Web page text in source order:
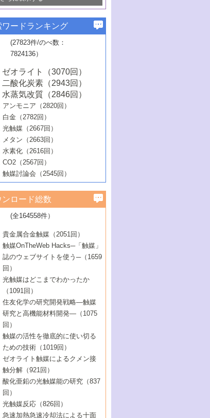
テロ接合界面
135回触媒討論会（2025年）
133回触媒討論会（2023年）
素とリンの循環のための触媒・機
料
媒の研究者たち～（2）
石油のノーブル・ユースを志向した
技術
：オンライン・対面開催）
報学的手法を用いた触媒開発
ーボンニュートラルに向けた電解
第127回触媒討論会（2021年・オン
ン開催(Zoom)のみ）
処理のための触媒化学
触媒を用いた水分解の最新の研究
次世代の触媒プロセスを支えるマイ
メタン転換技術の最新動向
第125回触媒討論会（2020年・工学
学）
触媒開発動向
密高分子合成に関する最近の研究
バイオマス化成品製造のための触媒
固体触媒による含窒素有機化合物変
最前線
貴金属使用量低減に向けた自動車排
浄化触媒の開発
第123回触媒討論会（2019年・大阪
ノ粒子・クラスター触媒の最前線
周年記念企画
化するゼオライト合成技術
非貴金属系触媒における電気化学的
第121回触媒討論会（2018年・東京
技術
無機分離膜材料の開発と触媒反応プ
スへの適用
水素のふるまいを解き明かす最先端
低級アルカンの有効利用のための触
第119回触媒討論会（2017年・首都
東京）
ニークな構造の高分子を生み出す触
リグニンからの化成品製造に向けた触
触媒研究の最先端～とびたて若き研究
ち～（1）
触媒研究の最先端～とびたて若き研究
ち～（2）
触媒研究の最先端～とびたて若き研究
ち～（3）
イオニクス材料と燃料電池・電解合成
新の研究動向
117回触媒討論会（2016年・大阪府
）
（2015年）
水素キャリアにかかわる触媒技術の新
石油精製用触媒の最近の進展
固体酸化物形燃料電池（SOFC）におけ
ノード触媒上での燃料直接改質技術
コアシェル構造の制御による触媒機能
工業触媒およびその周辺技術の最近の
ナノシート
第115回触媒討論会（2015年・成蹊大
巻（2014年）
光触媒反応機構に関する最新の研究動
向
人工光合成に向けた近年のアプローチ
未利用熱エネルギーの有効活用に貢献
触媒技術
ポリオキソメタレート
113回触媒討論会（2014年・ロワジ
テル豊橋）
高耐久性燃料電池システム用触媒にお
新展開
リビングラジカル重合の最近の動向
天然ガスの化学工業的展開に関する触
術
貴金属触媒の精密構造制御とその活用
バイオマス化成品製造のための固体触
ノ空間─吸着状態解析から新機能開拓
111回触媒討論会（2013年・関西大
（2012年）
規則性多孔体の利用技術における最近
歩
第109回触媒討論会
貴金属低減技術の最新動向
貴金属代替技術の最新動向
光触媒による物質変換反応の新展開
グラフェン
素を利用する化成品合成の新潮流
巻（2011年）
金属学から見る合金触媒の新展開
第107回触媒討論会
触媒のその場観察法の進歩（１）
触媒のその場観察法の進歩（２）
不活性結合の触媒的活性化による有機
しい固体酸触媒技術
ゼオライト合成における最近の進歩
巻（2010年）
触媒の劣化対策と長寿命触媒開発
第105回触媒討論会
ナノ構造が拓く新機能
活性サイトおよびその環境の精密な設
よる触媒の高機能化
媒を有効に使うための技術
有機分子触媒による精密有機合成
高機能化ポリオレフィンに向けた重合
の最近の進展
炭素材料－熱い注目を集める材料－
第103回触媒討論会
環境浄化用光触媒の現状と課題
素社会の実現に向けた水素製造・貯
の進歩
2が関わる触媒・材料
持続可能社会実現のための触媒および
関連技術
巻（2008年）
触媒化学と学会のこの10年，半世紀，
て未来
第101回触媒討論会
体を利用したユニークな表面構造の
と機能
若手会員による触媒研究の未来展望1：
編
第102回触媒討論会
触媒・化学反応における計算化学の進
若手研究者による触媒研究の未来展望
学・研究所編
巻（2007年）
含フッ素化合物の合成と触媒
99回触媒討論会
用的ファインケミカル合成プロセス
する触媒
こんな物質，あんな物質―新たな触媒
能性―
『結晶の化学』を活かした触媒研究
イオン液体の応用
（2006年）
体酸触媒の最近の進歩
97回触媒討論会
リビング重合触媒の最近の展開
水素製造・貯蔵のための触媒技術の新
開
第98回触媒討論会
基礎化学品製造の触媒技術
多機能型リアクター
近の触媒担体とその効果
第95回触媒討論会
水分解用光触媒材料
時間分解分光の進歩と応用
第96回触媒討論会
超臨界流体を用いた化学プロセスの新
（2004年）
部分酸化反応触媒の最前線
第93回触媒討論会
特殊エネルギー場の触媒反応
生体内における金属の触媒作用
ファインケミカルズの展開に寄与する
第94回触媒討論会
サブナノレベルでみた新しい表面現象
オレフィン重合触媒の新たな展
巻（2003年）
なぜこの触媒が良いのか？
第91回触媒討論会
最近の自動車排ガス処理技術
触媒研究の現状と将来─第90回触媒討論
基礎化学品製造の触媒技術
第92回触媒討論会
基礎化学品製造の触媒技術
資源の循環と触媒技術
巻（2002年）
高次制御された触媒の化学
第89回触媒討論会
触媒を利用した電気化学の新展開
ナノ材料の調製と機能化
こんな触媒が欲しい
第90回触媒討論会
触媒研究と学術雑誌/情報
若い世代からみた触媒化学の現状と未
巻（2001年）
グリーンケミストリーと触媒
第87回触媒討論会特集号
生体触媒とバイオプロセス
水素製造・利用の触媒化学
触媒研究における新しい切り口：コン
トリアルケミストリー
第88回触媒討論会特集号
企業における触媒研究のブレークスル
この材料を触媒として使ってみません
（2000年）
触媒反応工学の明日を拓く
第85回触媒討論会
反応ダイナミクス
触媒のおもしろさをどのように伝える
第86回触媒討論会
水素化精製触媒の新しい展開
新しい反応性と機能性を目指した金属
スタ-化学
巻（1999年）
孔、穴、あな?-特異な空間とその利用-
第83回触媒討論会
均一系触媒反応最前線
実用炭素材料の新展開
研究の方法論を考える
機能性金属材料と触媒
触媒研究へのNMRの応用と展望
（1998年）
と21世紀への提言/創立40周年記念・触
会この10年の歩みとこれから/創立40周
第81回触媒討論会
計算機触媒化学へのさそい
触媒劣化の制御と予測
最新の実用プロセスと触媒
第82回触媒討論会
均一系と不均一系触媒反応-その特徴と
第79回触媒討論会
最新NO除去触媒の実用化研究
新しい反応場を目指した触媒調製
反応・分離技術の新しい展開
第80回触媒討論会
（1996年）
触媒の構造と触媒作用/C1化学を中心と
21世紀への触媒
オリンピックメダル:金・銀・銅はどん
媒作用を示すか
触媒作用における機能の複合化
巻（1995年）
ファインケミカルズと固体触媒
第75回触媒討論会
希土類を利用した触媒
触媒とリサイクル
エネルギー変換触媒
（1994年）
電気化学と触媒
第73回触媒討論会
化学の展開
《通常号》
巻（1993年）
工業触媒開発マニュアル―探索から工
まで
第71回触媒討論会
巻（1992年）
インパクトを与えたこの研究
第69回触媒討論会
巻（1991年）
触媒プロセス開発マニュアル―探索か
巻（1990年）
ワードランキング
(27823件/のべ数：
7824136）
ゼオライト（3070回）
二酸化炭素（2943回）
水蒸気改質（2846回）
アンモニア（2820回）
白金（2782回）
光触媒（2667回）
メタン（2663回）
水素化（2616回）
CO2（2567回）
触媒討論会（2545回）
ンロード総数
(全164558件）
貴金属合金触媒（2051回）
触媒OnTheWeb Hacks─「触媒」
誌のウェブサイトを使う─（1659
回）
光触媒はどこまでわかったか
（1091回）
住友化学の研究開発戦略―触媒
研究と高機能材料開発―（1075
回）
触媒の活性を徹底的に使い切る
ための技術（1019回）
ゼオライト触媒によるクメン接
触分解（921回）
酸化亜鉛の光触媒能の研究（837
回）
光触媒反応（826回）
急速加熱急速冷却法による十面